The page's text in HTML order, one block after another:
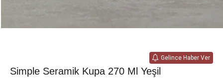
Gelince Haber Ver
Simple Seramik Kupa 270 Ml Yeşil